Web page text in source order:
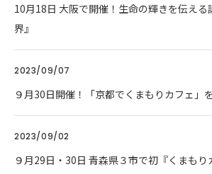
10月18日 大阪で開催！生命の輝きを伝え
界』
2023/09/07
９月30日開催！「京都でくまもりカフェ」
2023/09/02
９月29日・30日 青森県３市で初『くまもり